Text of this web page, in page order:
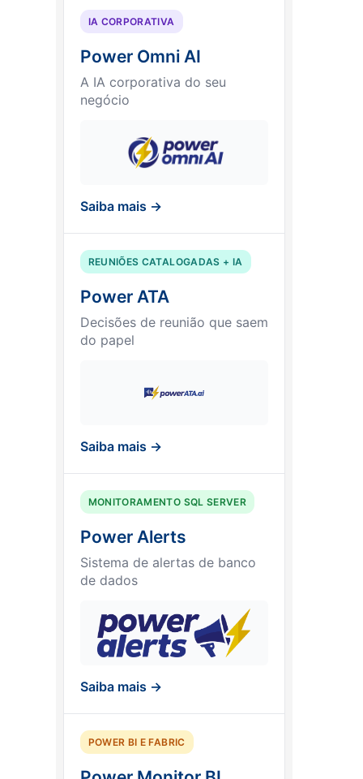
IA CORPORATIVA
Power Omni AI
A IA corporativa do seu
negócio
Saiba mais →
REUNIÕES CATALOGADAS + IA
Power ATA
Decisões de reunião que saem
do papel
Saiba mais →
MONITORAMENTO SQL SERVER
Power Alerts
Sistema de alertas de banco
de dados
Saiba mais →
POWER BI E FABRIC